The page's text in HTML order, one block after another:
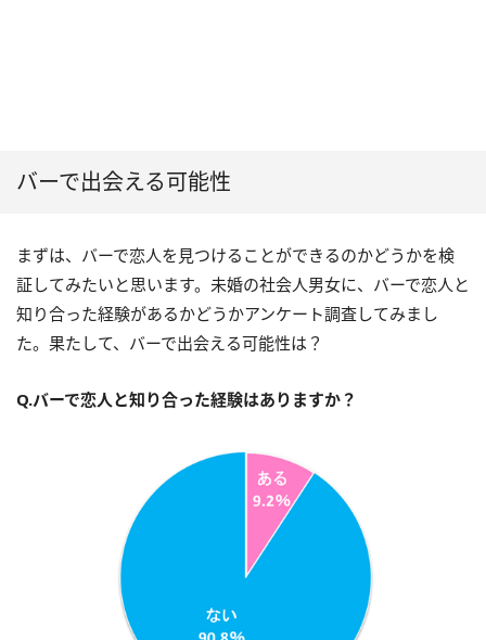
バーで出会える可能性
まずは、バーで恋人を見つけることができるのかどうかを検
証してみたいと思います。未婚の社会人男女に、バーで恋人と
知り合った経験があるかどうかアンケート調査してみまし
た。果たして、バーで出会える可能性は？
Q.バーで恋人と知り合った経験はありますか？